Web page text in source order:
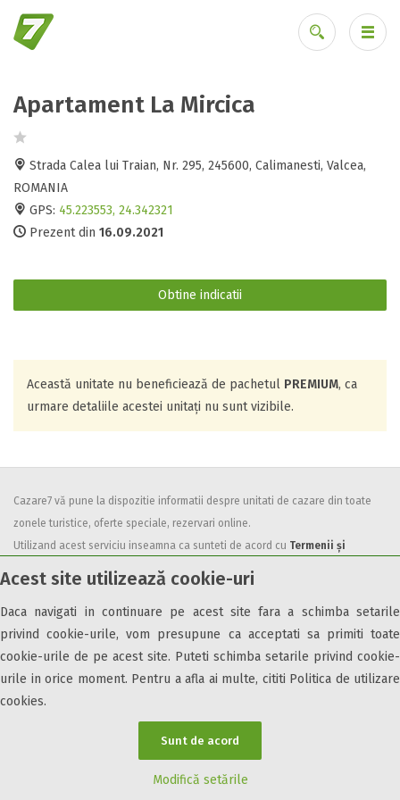
Acest site utilizează cookie-uri
Daca navigati in continuare pe acest site fara a schimba setarile
privind cookie-urile, vom presupune ca acceptati sa primiti toate
cookie-urile de pe acest site. Puteti schimba setarile privind cookie-
urile in orice moment. Pentru a afla ai multe, cititi Politica de utilizare
cookies.
Sunt de acord
Modifică setările
Apartament La Mircica
Strada Calea lui Traian, Nr. 295, 245600, Calimanesti, Valcea,
ROMANIA
GPS: 45.223553, 24.342321
Prezent din 16.09.2021
Obtine indicatii
Această unitate nu beneficiează de pachetul PREMIUM, ca
urmare detaliile acestei unitați nu sunt vizibile.
Cazare7 vă pune la dispozitie informatii despre unitati de cazare din toate
zonele turistice, oferte speciale, rezervari online.
Utilizand acest serviciu inseamna ca sunteti de acord cu Termenii și
condițiile de utilizare.
© 2026 Cazare7. Toate drepturile rezervate.